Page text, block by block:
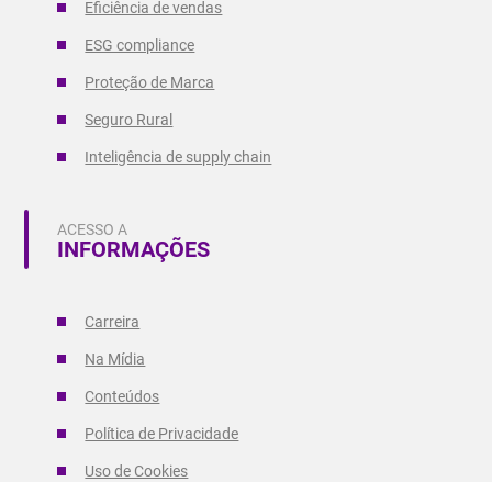
Eficiência de vendas
ESG compliance
Proteção de Marca
Seguro Rural
Inteligência de supply chain
ACESSO A
INFORMAÇÕES
Carreira
Na Mídia
Conteúdos
Política de Privacidade
Uso de Cookies